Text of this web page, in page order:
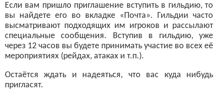
Если вам пришло приглашение вступить в гильдию, то
вы найдете его во вкладке «Почта». Гильдии часто
высматривают подходящих им игроков и рассылают
специальные сообщения. Вступив в гильдию, уже
через 12 часов вы будете принимать участие во всех её
мероприятиях (рейдах, атаках и т.п.).
Остаётся ждать и надеяться, что вас куда нибудь
пригласят.